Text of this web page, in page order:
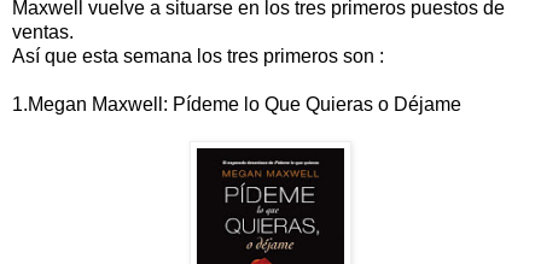
Maxwell vuelve a situarse en los tres primeros puestos de
ventas.
Así que esta semana los tres primeros son :
1.Megan Maxwell: Pídeme lo Que Quieras o Déjame